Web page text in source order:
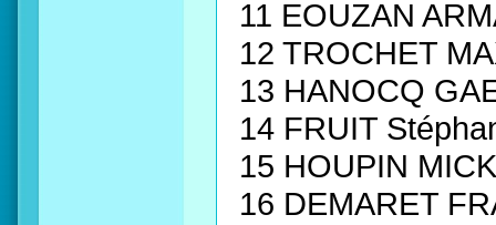
11 EOUZAN
12 TROCHET
13 HANOCQ
14 FRUIT
15 HOUPIN
16 DEMARET